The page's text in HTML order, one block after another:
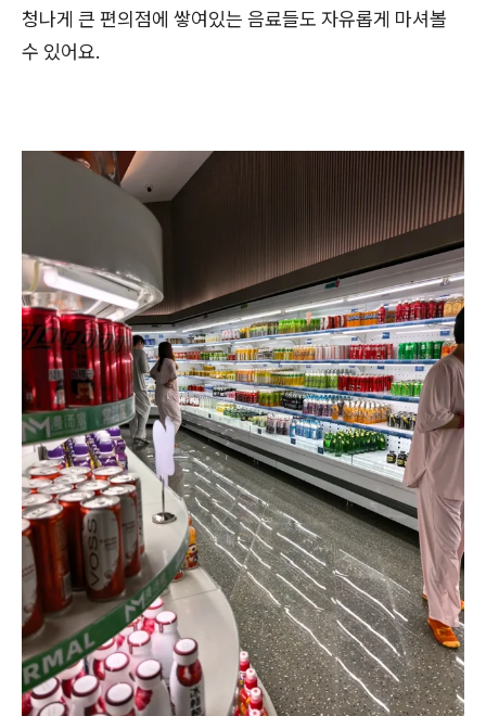
청나게 큰 편의점에 쌓여있는 음료들도 자유롭게 마셔볼
수 있어요.